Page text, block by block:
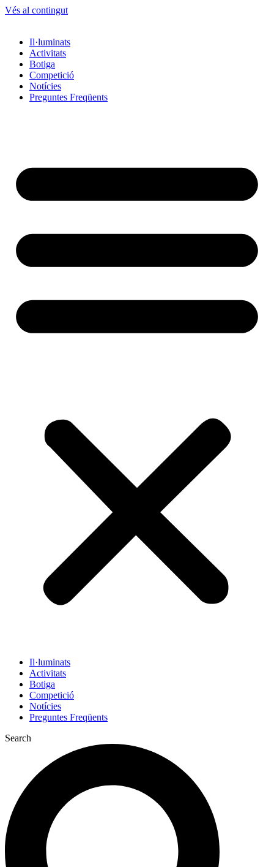
Vés al contingut
Il·luminats
Activitats
Botiga
Competició
Notícies
Preguntes Freqüents
Il·luminats
Activitats
Botiga
Competició
Notícies
Preguntes Freqüents
Search